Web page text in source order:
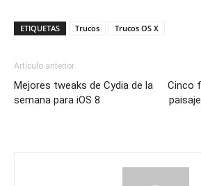
ETIQUETAS Trucos Trucos OS X
Artículo anterior
Mejores tweaks de Cydia de la
semana para iOS 8
Cinco